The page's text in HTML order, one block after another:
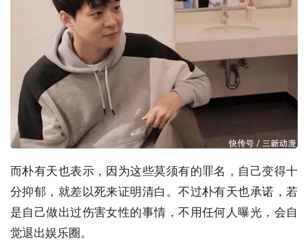
而朴有天也表示，因为这些莫须有的罪名，自己变得十
分抑郁，就差以死来证明清白。不过朴有天也承诺，若
是自己做出过伤害女性的事情，不用任何人曝光，会自
觉退出娱乐圈。